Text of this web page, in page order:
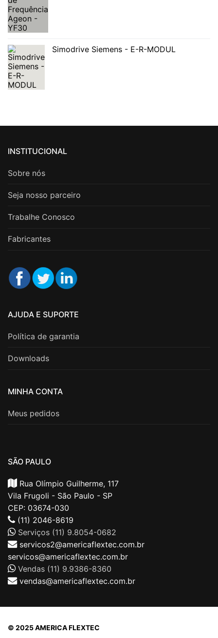
Simodrive Siemens - E-R-MODUL
INSTITUCIONAL
Sobre nós
Seja nosso parceiro
Trabalhe Conosco
Fabricantes
AJUDA E SUPORTE
Política de garantia
Downloads
MINHA CONTA
Meus pedidos
SÃO PAULO
Rua Olímpio Guilherme, 117
Vila Frugoli - São Paulo - SP
CEP: 03674-030
(11) 2046-8619
Serviços (11) 9.8054-0682
servicos2@americaflextec.com.br
servicos@americaflextec.com.br
Vendas (11) 9.9386-8360
vendas@americaflextec.com.br
© 2025 AMERICA FLEXTEC